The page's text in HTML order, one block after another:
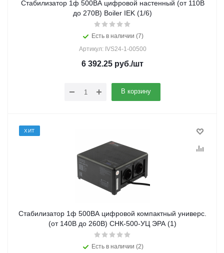
Стабилизатор 1ф 500ВА цифровой настенный (от 110В
до 270В) Boiler IEK (1/6)
Есть в наличии (7)
Артикул: IVS24-1-00500
6 392.25 руб./шт
В корзину
ХИТ
Стабилизатор 1ф 500ВА цифровой компактный универс.
(от 140В до 260В) СНК-500-УЦ ЭРА (1)
Есть в наличии (2)